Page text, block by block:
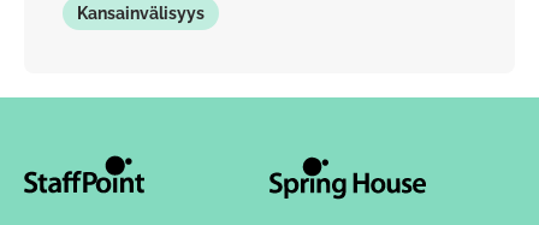
Kansainvälisyys